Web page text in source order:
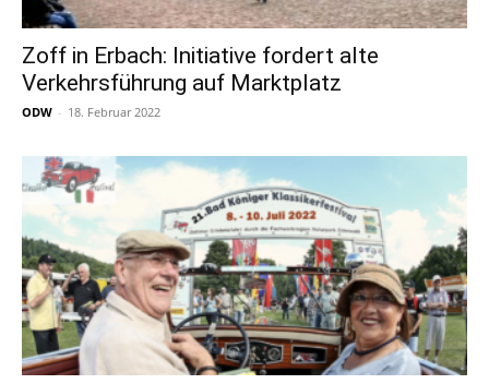
Zoff in Erbach: Initiative fordert alte
Verkehrsführung auf Marktplatz
ODW - 18. Februar 2022